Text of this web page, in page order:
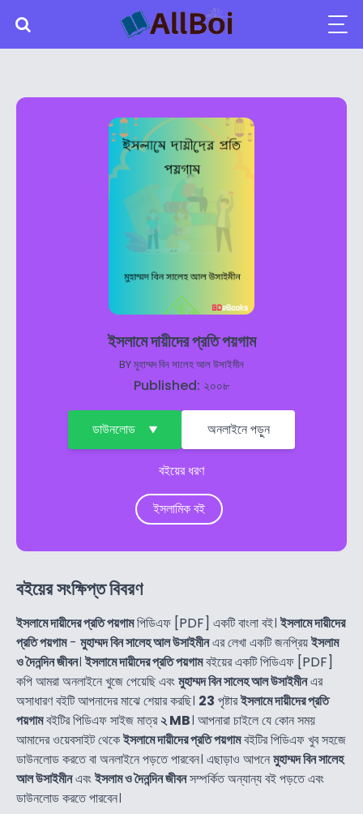
ইসলামে দায়ীদের প্রতি পয়গাম
BYমুহাম্মদ বিন সালেহ আল উসাইমীন
Published: ২০০৮
ডাউনলোড অনলাইনে পড়ুন
বইয়ের ধরণ
ইসলামিক বই
বইয়ের সংক্ষিপ্ত বিবরণ
ইসলামে দায়ীদের প্রতি পয়গামপিডিএফ [PDF] একটি বাংলা বই। ইসলামে দায়ীদের
প্রতি পয়গাম- মুহাম্মদ বিন সালেহ আল উসাইমীনএর লেখা একটি জনপ্রিয়ইসলাম
ও দৈনন্দিন জীবন। ইসলামে দায়ীদের প্রতি পয়গামবইয়ের একটি পিডিএফ [PDF]
কপি আমরা অনলাইনে খুজে পেয়েছি এবংমুহাম্মদ বিন সালেহ আল উসাইমীনএর
অসাধারণ বইটি আপনাদের মাঝে শেয়ার করছি। 23 পৃষ্টারইসলামে দায়ীদের প্রতি
পয়গামবইটির পিডিএফ সাইজ মাত্র২ MB। আপনারা চাইলে যে কোন সময়
আমাদের ওয়েবসাইট থেকেইসলামে দায়ীদের প্রতি পয়গামবইটির পিডিএফ খুব সহজে
ডাউনলোড করতে বা অনলাইনে পড়তে পারবেন। এছাড়াও আপনেমুহাম্মদ বিন সালেহ
আল উসাইমীনএবংইসলাম ও দৈনন্দিন জীবনসম্পর্কিত অন্যান্য বই পড়তে এবং
ডাউনলোড করতে পারবেন।